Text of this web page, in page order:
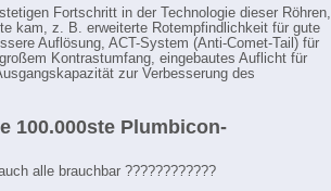
Fortschritt in der Technologie dieser Röhren,
kam, z. B. erweiterte Rotempfindlichkeit für gute
Auflösung, ACT-System (Anti-Comet-Tail) für
Kontrastumfang, eingebautes Auflicht für
zur Verbesserung des
100.000ste Plumbicon-
alle brauchbar ????????????